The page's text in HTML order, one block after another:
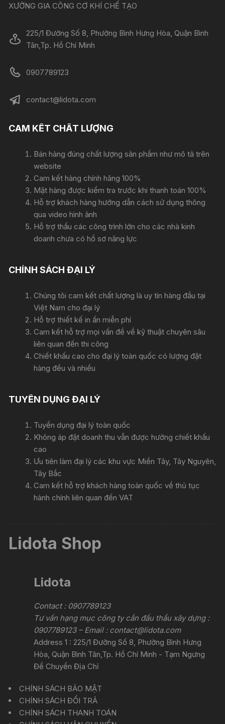
XƯỞNG GIA CÔNG CƠ KHÍ CHẾ TẠO
225/1 Đường Số 8, Phường Bình Hưng Hòa, Quận Bình
Tân,Tp. Hồ Chí Minh
0907789123
contact@lidota.com
CAM KẾT CHẤT LƯỢNG
Bán hàng đúng chất lượng sản phẩm như mô tả trên
website
Cam kết hàng chính hãng 100%
Mặt hàng được kiểm tra trước khi thanh toán 100%
Hỗ trợ khách hàng hướng dẫn cách sử dụng thông
qua video hình ảnh
Hỗ trợ thầu các công trình lớn cho các nhà kinh
doanh chưa có hồ sơ năng lực
CHÍNH SÁCH ĐẠI LÝ
Chúng tôi cam kết chất lượng là uy tín hàng đầu tại
Việt Nam cho đại lý
Hỗ trợ thiết kế in ấn miễn phí
Cam kết hỗ trợ mọi vấn đề về kỹ thuật chuyên sâu
liên quan đến thi công
Chiết khấu cao cho đại lý toàn quốc có lượng đặt
hàng đều và nhiều
TUYỂN DỤNG ĐẠI LÝ
Tuyển dụng đại lý toàn quốc
Không áp đặt doanh thu vẫn được hưởng chiết khấu
cao
Ưu tiên làm đại lý các khu vực Miền Tây, Tây Nguyên,
Tây Bắc
Cam kết hỗ trợ khách hàng toàn quốc về thủ tục
hành chính liên quan đến VAT
Lidota Shop
Lidota
Contact : 0907789123
Tư vấn hạng mục công ty cần đấu thầu xây dựng :
0907789123 – Email : contact@lidota.com
Address 1 : 225/1 Đường Số 8, Phường Bình Hưng
Hòa, Quận Bình Tân,Tp. Hồ Chí Minh - Tạm Ngưng
Để Chuyển Địa Chỉ
CHÍNH SÁCH BẢO MẬT
CHÍNH SÁCH ĐỔI TRẢ
CHÍNH SÁCH THANH TOÁN